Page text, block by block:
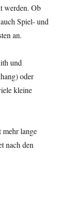
werden. Ob
Spiel- und
an.
und
oder
kleine
mehr lange
nach den